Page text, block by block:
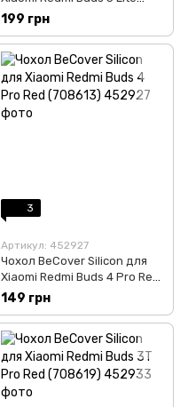
Green (707471)
199 грн
3
Артикул: 452927
Чохол BeCover Silicon для
Xiaomi Redmi Buds 4 Pro Red
(708613)
149 грн